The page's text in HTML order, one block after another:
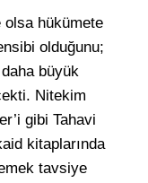
hükümete
olduğunu;
büyük
Nitekim
gibi Tahavi
kitaplarında
tavsiye